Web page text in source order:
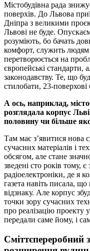
Містобудівна рада
поверхів. До Львова
Дніпра з великими
Львові не буде.
розуміють, бо бачать
комфорт, служить людям
перетворюється на
європейські стандарти,
законодавству. Те, що
стилобати, 23-
А ось, наприклад,
розглядала корпус
половину чи більше
Там має з’явитися нова
сучасних матеріалів і
обсягом, але стане
зведені сто років тому,
радіоелектроніки, де я
газета навіть писала,
відзнаку. Але корпус
точки зору сучасних
про реалізацію проекту
передали саме йому, і
Сміттєпереробний